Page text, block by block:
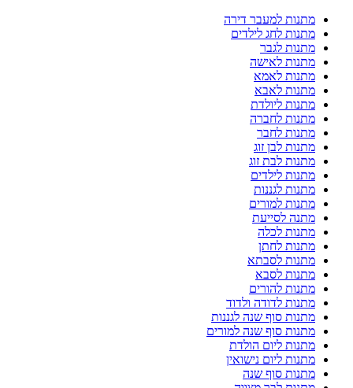
מתנות למעבר דירה
מתנות לחג לילדים
מתנות לגבר
מתנות לאישה
מתנות לאמא
מתנות לאבא
מתנות ליולדת
מתנות לחברה
מתנות לחבר
מתנות לבן זוג
מתנות לבת זוג
מתנות לילדים
מתנות לגננות
מתנות למורים
מתנה לסייעת
מתנות לכלה
מתנות לחתן
מתנות לסבתא
מתנות לסבא
מתנות להורים
מתנות לדודה ולדוד
מתנות סוף שנה לגננות
מתנות סוף שנה למורים
מתנות ליום הולדת
מתנות ליום נישואין
מתנות סוף שנה